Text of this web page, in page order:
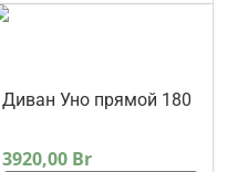
Диван Уно прямой 180
3920,00 Br